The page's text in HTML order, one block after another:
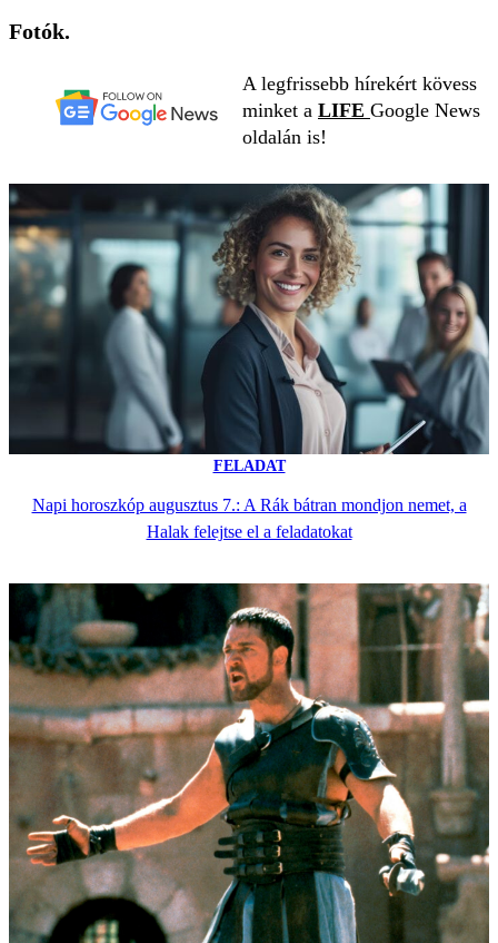
Fotók.
A legfrissebb hírekért kövess
minket a LIFE Google News
oldalán is!
FELADAT
Napi horoszkóp augusztus 7.: A Rák bátran mondjon nemet, a
Halak felejtse el a feladatokat